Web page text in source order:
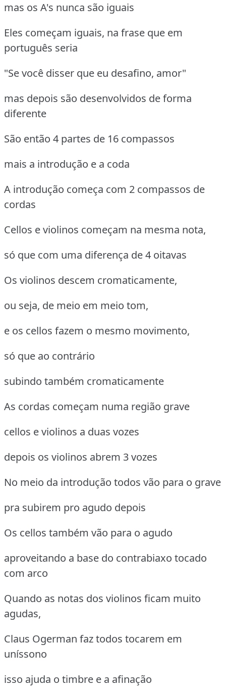
mas os A's nunca são iguais
Eles começam iguais, na frase que em
português seria
"Se você disser que eu desafino, amor"
mas depois são desenvolvidos de forma
diferente
São então 4 partes de 16 compassos
mais a introdução e a coda
A introdução começa com 2 compassos de
cordas
Cellos e violinos começam na mesma nota,
só que com uma diferença de 4 oitavas
Os violinos descem cromaticamente,
ou seja, de meio em meio tom,
e os cellos fazem o mesmo movimento,
só que ao contrário
subindo também cromaticamente
As cordas começam numa região grave
cellos e violinos a duas vozes
depois os violinos abrem 3 vozes
No meio da introdução todos vão para o grave
pra subirem pro agudo depois
Os cellos também vão para o agudo
aproveitando a base do contrabiaxo tocado
com arco
Quando as notas dos violinos ficam muito
agudas,
Claus Ogerman faz todos tocarem em
uníssono
isso ajuda o timbre e a afinação